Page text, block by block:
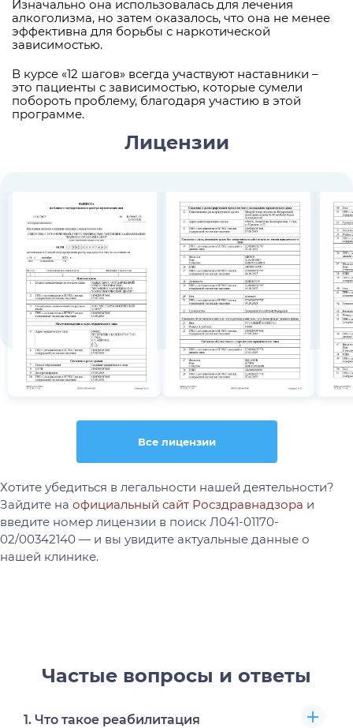
Изначально она использовалась для лечения
алкоголизма, но затем оказалось, что она не менее
эффективна для борьбы с наркотической
зависимостью.
В курсе «12 шагов» всегда участвуют наставники –
это пациенты с зависимостью, которые сумели
побороть проблему, благодаря участию в этой
программе.
Лицензии
Все лицензии
Хотите убедиться в легальности нашей деятельности?
Зайдите на официальный сайт Росздравнадзора и
введите номер лицензии в поиск Л041-01170-
02/00342140 — и вы увидите актуальные данные о
нашей клинике.
Частые вопросы и ответы
1. Что такое реабилитация